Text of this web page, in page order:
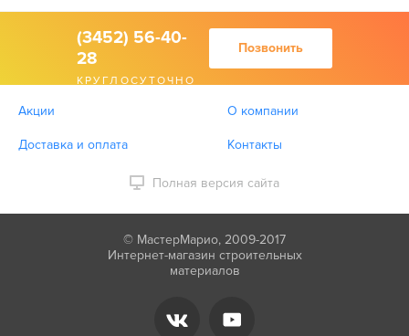
(3452) 56-40-
28
КРУГЛОСУТОЧНО
Позвонить
Акции О компании
Доставка и оплата Контакты
Полная версия сайта
© МастерМарио, 2009-2017
Интернет-магазин строительных
материалов